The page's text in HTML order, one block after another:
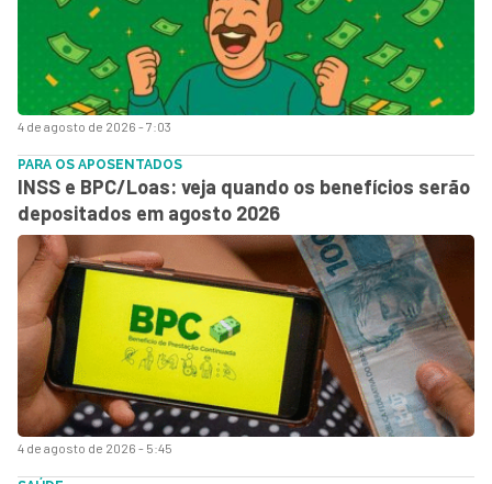
4 de agosto de 2026 - 7:03
4 de agosto de 2026 - 5:45
PARA OS APOSENTADOS
INSS e BPC/Loas: veja quando os benefícios serão
depositados em agosto 2026